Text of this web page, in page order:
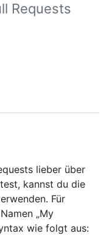
Requests
lieber über
kannst du die
Für
„My
wie folgt aus: